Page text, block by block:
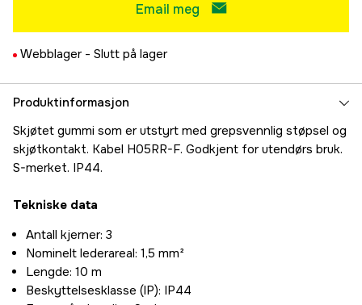
Email meg
Webblager - Slutt på lager
Produktinformasjon
Skjøtet gummi som er utstyrt med grepsvennlig støpsel og
skjøtkontakt. Kabel H05RR-F. Godkjent for utendørs bruk.
S-merket. IP44.
Tekniske data
Antall kjerner: 3
Nominelt lederareal: 1,5 mm²
Lengde: 10 m
Beskyttelsesklasse (IP): IP44